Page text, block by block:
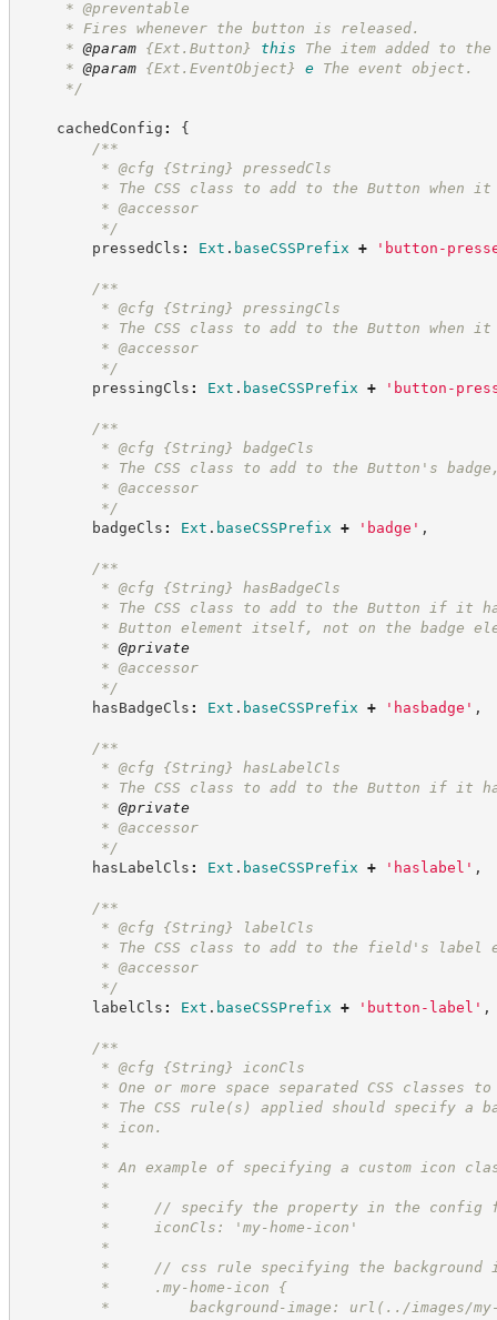
* @preventable
* Fires whenever the button is released.
* @param {Ext.Button} this
The item added to
* @param {Ext.EventObject} e
The event object.
*/
cachedConfig :
{
/**
* @cfg {String}
pressedCls
* The CSS class to add to the Button when
* @accessor
*/
pressedCls : Ext . baseCSSPrefix + ' button-
/**
* @cfg {String}
pressingCls
* The CSS class to add to the Button when it
* @accessor
*/
pressingCls : Ext . baseCSSPrefix + ' button-
/**
* @cfg {String}
badgeCls
* The CSS class to add to the Button's badge, if
* @accessor
*/
badgeCls : Ext . baseCSSPrefix + ' badge ' ,
/**
* @cfg {String}
hasBadgeCls
* The CSS class to add to the Button if it has
* Button element itself, not on the badge
* @private
* @accessor
*/
hasBadgeCls : Ext . baseCSSPrefix + ' hasbadge ' ,
/**
* @cfg {String}
hasLabelCls
* The CSS class to add to the Button if it
* @private
* @accessor
*/
hasLabelCls : Ext . baseCSSPrefix + ' haslabel ' ,
/**
* @cfg {String}
labelCls
* The CSS class to add to the field's label
* @accessor
*/
labelCls : Ext . baseCSSPrefix + ' button-label ' ,
/**
* @cfg {String}
iconCls
* One or more space separated CSS classes to
* The CSS rule(s) applied should specify a
* icon.
*
* An example of specifying a custom icon class
*
*     // specify the property in the config
*     iconCls: 'my-home-icon'
*
*     // css rule specifying the background
*     .my-home-icon {
*         background-image: url(../images/my-